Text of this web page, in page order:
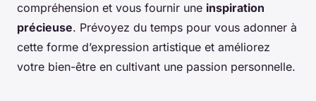
compréhension et vous fournir une inspiration
précieuse. Prévoyez du temps pour vous adonner à
cette forme d’expression artistique et améliorez
votre bien-être en cultivant une passion personnelle.